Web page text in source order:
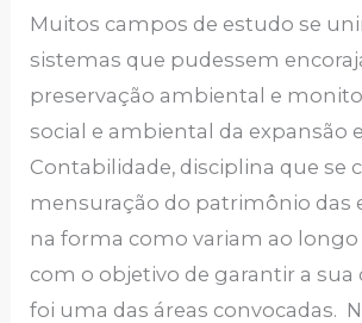
Muitos campos de estudo se
sistemas que pudessem
preservação ambiental e
social e ambiental da expansão
Contabilidade, disciplina que se
mensuração do patrimônio das
na forma como variam ao
com o objetivo de garantir a sua
foi uma das áreas convocadas.